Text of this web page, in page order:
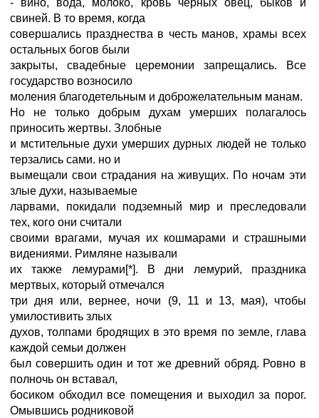
- вино, вода, молоко, кровь черных овец, быков и
свиней. В то время, когда
совершались празднества в честь манов, храмы всех
остальных богов были
закрыты, свадебные церемонии запрещались. Все
государство возносило
моления благодетельным и доброжелательным манам.
Но не только добрым духам умерших полагалось
приносить жертвы. Злобные
и мстительные духи умерших дурных людей не только
терзались сами. но и
вымещали свои страдания на живущих. По ночам эти
злые духи, называемые
ларвами, покидали подземный мир и преследовали
тех, кого они считали
своими врагами, мучая их кошмарами и страшными
видениями. Римляне называли
их также лемурами[*]. В дни лемурий, праздника
мертвых, который отмечался
три дня или, вернее, ночи (9, 11 и 13, мая), чтобы
умилостивить злых
духов, толпами бродящих в это время по земле, глава
каждой семьи должен
был совершить один и тот же древний обряд. Ровно в
полночь он вставал,
босиком обходил все помещения и выходил за порог.
Омывшись родниковой